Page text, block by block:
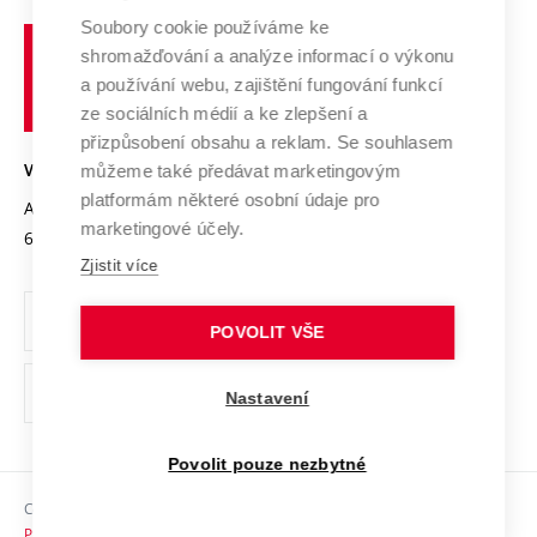
Výzkumné infrastruktury
Transfer znalostí
Open Science
Projekty
Projekty ze strukturálních fondů
Specifický výzkum
Spolupráce se školami
Služby univerzity
Mezinárodní dohody
Univerzitní sítě
Profil univerzity
Udržitelná univerzita
Podnikavá univerzita / ContriBUTe
Bezpečná univerzita
Vyznamenání
Organizační struktura
Ochrana osobních údajů
odkaz)
Sociální bezpečí
učení
technické
VYSOKÉ UČENÍ TECHNICKÉ V BRNĚ
Antonínská 548/1
602 00 Brno
www.vut.cz
vut@vutbr.cz
Copyright © 2026 VUT
Prohlášení o přístupnosti
Soubory cookie používáme ke
shromažďování a analýze informací o výkonu
a používání webu, zajištění fungování funkcí
ze sociálních médií a ke zlepšení a
přizpůsobení obsahu a reklam. Se souhlasem
můžeme také předávat marketingovým
platformám některé osobní údaje pro
marketingové účely.
Zjistit více
POVOLIT VŠE
Nastavení
Povolit pouze nezbytné